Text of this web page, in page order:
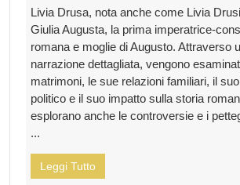
Livia Drusa, nota anche come Livia
Giulia Augusta, la prima imperatrice-
romana e moglie di Augusto. Attraverso
narrazione dettagliata, vengono
matrimoni, le sue relazioni familiari, il
politico e il suo impatto sulla storia
esplorano anche le controversie e i
...
Leggi Tutto